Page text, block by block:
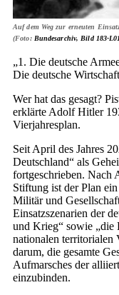
Auf dem Weg zur erneuten
(Foto: Bundesarchiv, Bild 183-
„1. Die deutsche
Die deutsche
Wer hat das gesagt?
erklärte Adolf Hitler
Vierjahresplan.
Seit April des Jahres
Deutschland“ als
fortgeschrieben. Nach
Stiftung ist der Plan
Militär und
Einsatzszenarien der
und Krieg“ sowie „die
nationalen territorialen
darum, die gesamte
Aufmarsches der
einzubinden.